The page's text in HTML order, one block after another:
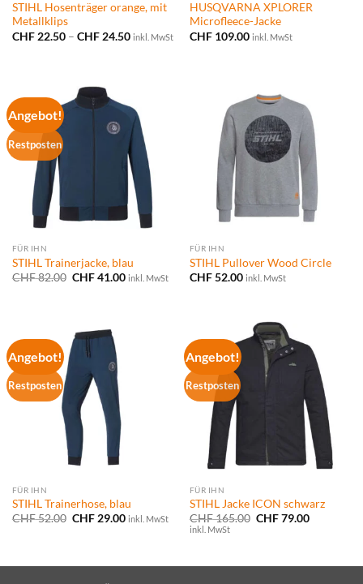
STIHL Hosenträger orange, mit
Metallklips
CHF22.50 – CHF24.50Preisspanne:
inkl. MwSt
HUSQVARNA XPLORER
Microfleece-Jacke
CHF109.00 inkl. MwSt
Angebot!
Restposten
FÜR IHN
STIHL Trainerjacke, blau
CHF82.00 Ursprünglicher
CHF41.00Aktueller
inkl. MwSt
FÜR IHN
STIHL Pullover Wood Circle
CHF52.00 inkl. MwSt
Angebot!
Restposten
FÜR IHN
STIHL Trainerhose, blau
CHF52.00 Ursprünglicher
CHF29.00Aktueller
inkl. MwSt
Angebot!
Restposten
FÜR IHN
STIHL Jacke ICON schwarz
CHF165.00 Ursprünglicher
CHF79.00Aktueller
inkl. MwSt